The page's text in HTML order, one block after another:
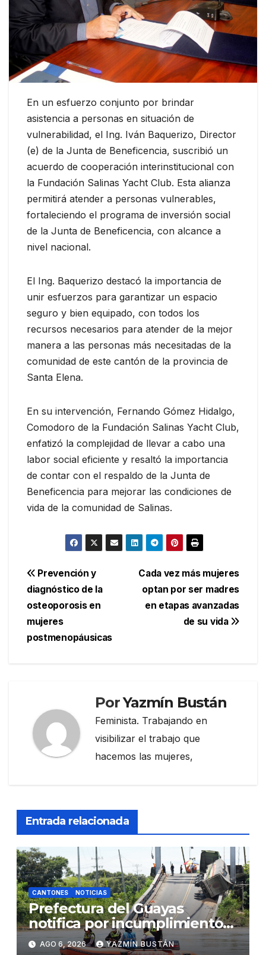
En un esfuerzo conjunto por brindar
asistencia a personas en situación de
vulnerabilidad, el Ing. Iván Baquerizo, Director
(e) de la Junta de Beneficencia, suscribió un
acuerdo de cooperación interinstitucional con
la Fundación Salinas Yacht Club. Esta alianza
permitirá atender a personas vulnerables,
fortaleciendo el programa de inversión social
de la Junta de Beneficencia, con alcance a
nivel nacional.
El Ing. Baquerizo destacó la importancia de
unir esfuerzos para garantizar un espacio
seguro y bien equipado, con todos los
recursos necesarios para atender de la mejor
manera a las personas más necesitadas de la
comunidad de este cantón de la provincia de
Santa Elena.
En su intervención, Fernando Gómez Hidalgo,
Comodoro de la Fundación Salinas Yacht Club,
enfatizó la complejidad de llevar a cabo una
labor social eficiente y resaltó la importancia
de contar con el respaldo de la Junta de
Beneficencia para mejorar las condiciones de
vida de la comunidad de Salinas.
Navegación
de
entradas
Cada vez más mujeres
optan por ser madres
en etapas avanzadas
de su vida
Prevención y
diagnóstico de la
osteoporosis en
mujeres
postmenopáusicas
PorYazmín Bustán
Feminista. Trabajando en
visibilizar el trabajo que
hacemos las mujeres,
Entrada relacionada
CANTONES NOTICIAS
Prefectura del Guayas
notifica por incumplimiento
contractual a la Concesionaria
AGO 6, 2026 YAZMÍN BUSTÁN